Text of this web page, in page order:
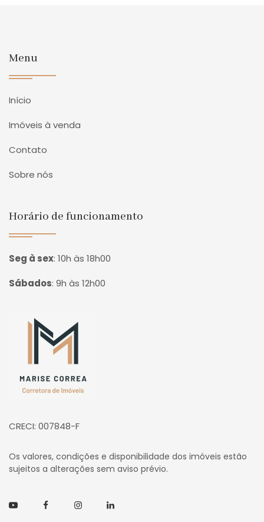
Menu
Início
Imóveis à venda
Contato
Sobre nós
Horário de funcionamento
Seg à sex: 10h às 18h00
Sábados: 9h às 12h00
Página inicial
CRECI: 007848-F
Os valores, condições e disponibilidade dos imóveis estão
sujeitos a alterações sem aviso prévio.
YoutubeFacebookInstagramLinkedin